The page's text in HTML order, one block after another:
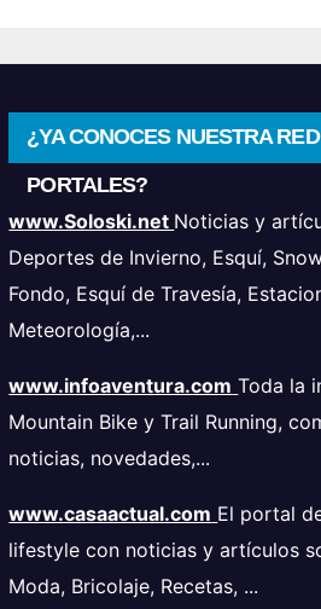
¿YA CONOCES NUESTRA
PORTALES?
www.Soloski.net Noticias y
Deportes de Invierno, Esquí,
Fondo, Esquí de Travesía,
Meteorología,...
www.infoaventura.com Toda la
Mountain Bike y Trail Running,
noticias, novedades,...
www.casaactual.com El portal
lifestyle con noticias y artículos
Moda, Bricolaje, Recetas, ...